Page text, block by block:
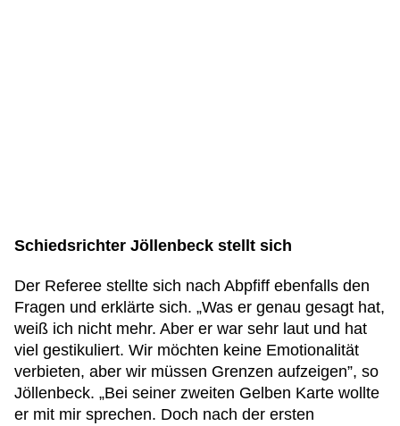
Schiedsrichter Jöllenbeck stellt sich
Der Referee stellte sich nach Abpfiff ebenfalls den
Fragen und erklärte sich. „Was er genau gesagt hat,
weiß ich nicht mehr. Aber er war sehr laut und hat
viel gestikuliert. Wir möchten keine Emotionalität
verbieten, aber wir müssen Grenzen aufzeigen”, so
Jöllenbeck. „Bei seiner zweiten Gelben Karte wollte
er mit mir sprechen. Doch nach der ersten